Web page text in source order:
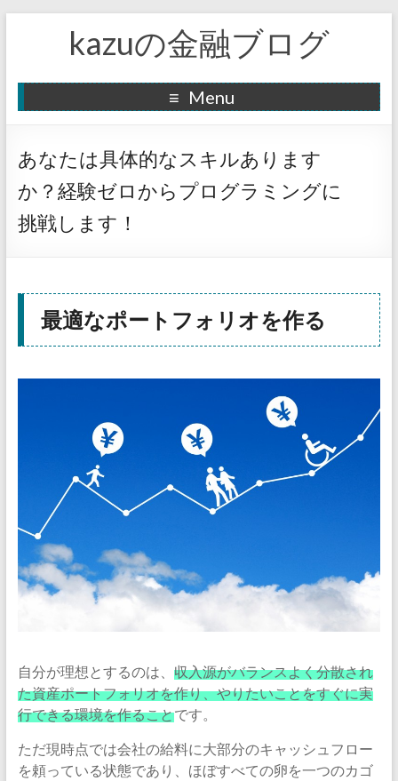
kazuの金融ブログ
Menu
あなたは具体的なスキルあります
か？経験ゼロからプログラミングに
挑戦します！
最適なポートフォリオを作る
自分が理想とするのは、 収入源がバランスよく分散され
た資産ポートフォリオを作り、やりたいことをすぐに実
行できる環境を作ることです。
ただ現時点では会社の給料に大部分のキャッシュフロー
を頼っている状態であり、ほぼすべての卵を一つのカゴ